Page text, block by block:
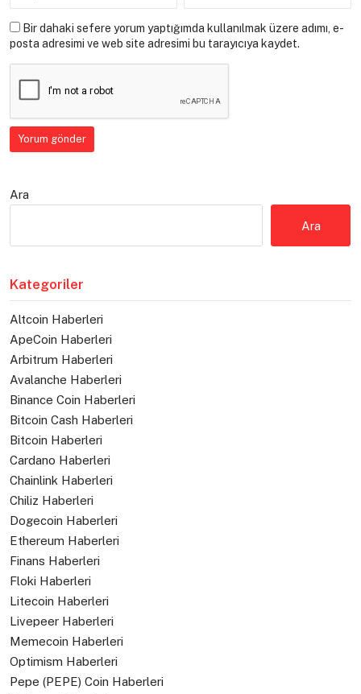
Bir dahaki sefere yorum yaptığımda kullanılmak üzere adımı, e-
posta adresimi ve web site adresimi bu tarayıcıya kaydet.
Ara
Ara
Kategoriler
Altcoin Haberleri
ApeCoin Haberleri
Arbitrum Haberleri
Avalanche Haberleri
Binance Coin Haberleri
Bitcoin Cash Haberleri
Bitcoin Haberleri
Cardano Haberleri
Chainlink Haberleri
Chiliz Haberleri
Dogecoin Haberleri
Ethereum Haberleri
Finans Haberleri
Floki Haberleri
Litecoin Haberleri
Livepeer Haberleri
Memecoin Haberleri
Optimism Haberleri
Pepe (PEPE) Coin Haberleri